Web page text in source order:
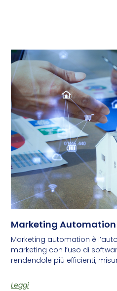
Marketing Automation
Marketing automation è
marketing con l’uso di
rendendole più efficienti,
Leggi